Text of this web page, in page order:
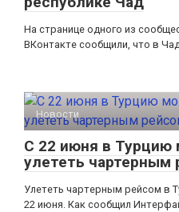
На странице одного из
ВКонтакте сообщили, что в
Новости
С 22 июня в Турцию
улететь чартерным
Улететь чартерным рейсом в
22 июня. Как сообщил